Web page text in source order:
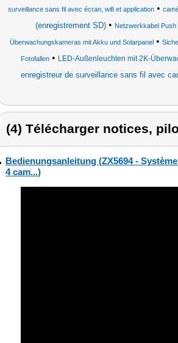
surveillance sans fil avec écran, wifi et application •
(enregistrement SD)• Netzwerkkabel Push
Überwachungskameras mit Akku und Solarpanel•
Fotofallen• LED-Außenleuchten mit 2K-
enregistreur de surveillance sans fil avec
(4) Télécharger notices,
Bedienungsanleitung (ZX5694 -
4 cam...)